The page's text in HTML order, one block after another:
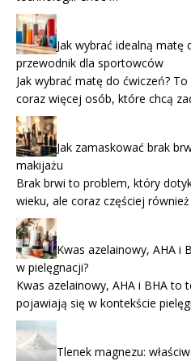
Jak wybrać idealną matę
przewodnik dla sportowców
Jak wybrać matę do ćwiczeń?
coraz więcej osób, które chcą
Jak zamaskować brak
makijażu
Brak brwi to problem, który
wieku, ale coraz częściej
Kwas azelainowy, AHA i
w pielęgnacji?
Kwas azelainowy, AHA i BHA to
pojawiają się w kontekście
Tlenek magnezu: